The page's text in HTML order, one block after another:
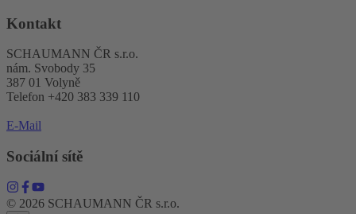
Kontakt
SCHAUMANN ČR s.r.o.
nám. Svobody 35
387 01 Volyně
Telefon +420 383 339 110
E-Mail
Sociální sítě
© 2026 SCHAUMANN ČR s.r.o.